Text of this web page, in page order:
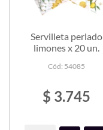
Servilleta perlado
limones x 20 un.
Cód: 54085
$ 3.745